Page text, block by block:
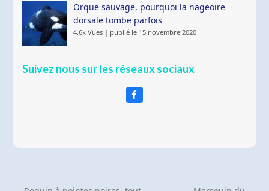
Orque sauvage, pourquoi la nageoire
dorsale tombe parfois
4.6k Vues | publié le 15 novembre 2020
Suivez nous sur les réseaux sociaux
Facebook